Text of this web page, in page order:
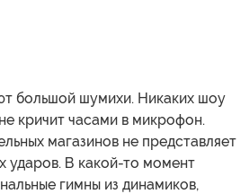
большой шумихи. Никаких шоу
кричит часами в микрофон.
магазинов не представляет
ударов. В какой-то момент
гимны из динамиков,